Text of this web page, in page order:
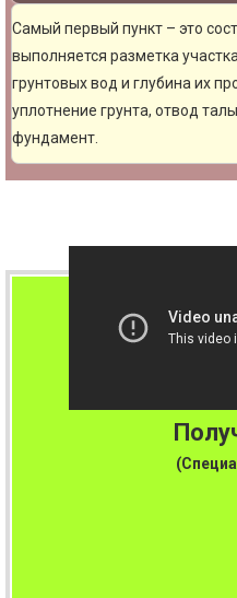
Самый первый пункт – это
выполняется разметка
грунтовых вод и глубина их
уплотнение грунта, отвод
фундамент.